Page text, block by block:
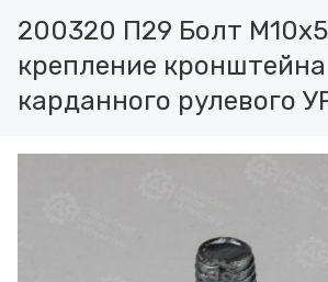
200320 П29 Болт
крепление
карданного рулевого